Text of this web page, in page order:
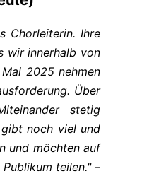
Chorleiterin. Ihre
wir innerhalb von
2025 nehmen
Über
stetig
noch viel und
und möchten auf
teilen."–